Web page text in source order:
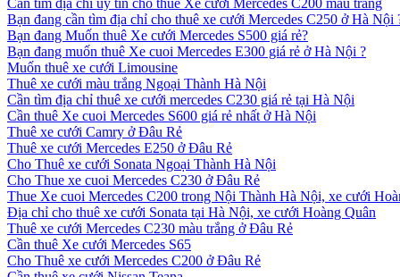
Cần tìm địa chỉ uy tín cho thuê Xe cưới Mercedes C200 màu trắng
Bạn đang cần tìm địa chỉ cho thuê xe cưới Mercedes C250 ở Hà Nội
Bạn đang Muốn thuê Xe cưới Mercedes S500 giá rẻ?
Bạn đang muốn thuê Xe cuoi Mercedes E300 giá rẻ ở Hà Nội ?
Muốn thuê xe cưới Limousine
Thuê xe cưới màu trắng Ngoại Thành Hà Nội
Cần tìm địa chỉ thuê xe cưới mercedes C230 giá rẻ tại Hà Nội
Cần thuê Xe cuoi Mercedes S600 giá rẻ nhất ở Hà Nội
Thuê xe cưới Camry ở Đâu Rẻ
Thuê xe cưới Mercedes E250 ở Đâu Rẻ
Cho Thuê xe cưới Sonata Ngoại Thành Hà Nội
Cho Thue xe cuoi Mercedes C230 ở Đâu Rẻ
Thue Xe cuoi Mercedes C200 trong Nội Thành Hà Nội, xe cưới
Địa chỉ cho thuê xe cưới Sonata tại Hà Nội, xe cưới Hoàng Quân
Thuê xe cưới Mercedes C230 màu trắng ở Đâu Rẻ
Cần thuê Xe cưới Mercedes S65
Cho Thuê xe cưới Mercedes C200 ở Đâu Rẻ